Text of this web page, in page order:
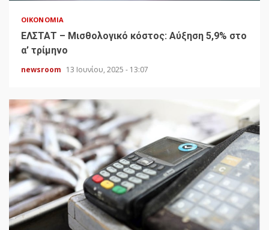
ΟΙΚΟΝΟΜΊΑ
ΕΛΣΤΑΤ – Μισθολογικό κόστος: Αύξηση 5,9% στο
α’ τρίμηνο
newsroom 13 Ιουνίου, 2025 - 13:07